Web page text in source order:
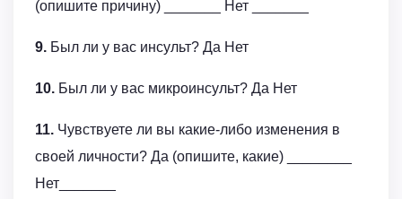
(опишите причину) _______ Нет _______
9. Был ли у вас инсульт? Да Нет
10. Был ли у вас микроинсульт? Да Нет
11. Чувствуете ли вы какие-либо изменения в
своей личности? Да (опишите, какие) ________
Нет_______